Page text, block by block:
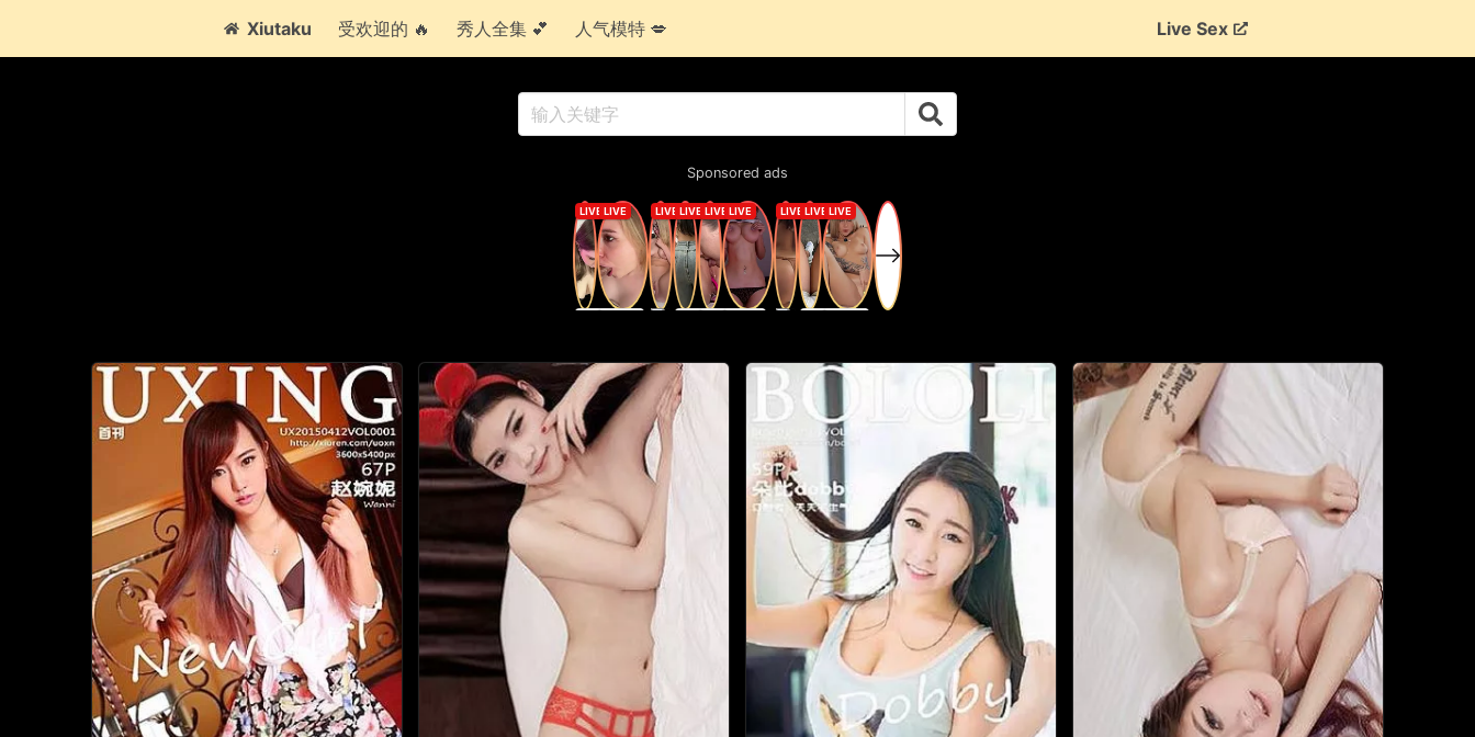
Xiutaku 受欢迎的 🔥 秀人全集 💕 人气模特 💋 Live Sex
Sponsored ads